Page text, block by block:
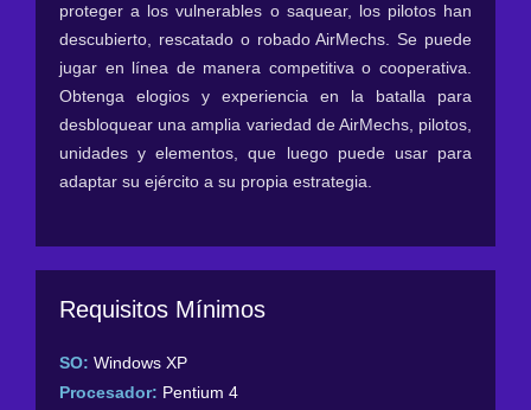
proteger a los vulnerables o saquear, los pilotos han
descubierto, rescatado o robado AirMechs. Se puede
jugar en línea de manera competitiva o cooperativa.
Obtenga elogios y experiencia en la batalla para
desbloquear una amplia variedad de AirMechs, pilotos,
unidades y elementos, que luego puede usar para
adaptar su ejército a su propia estrategia.
Requisitos Mínimos
SO: Windows XP
Procesador: Pentium 4